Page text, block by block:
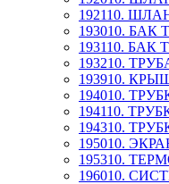
192110.
193010.
193110.
193210.
193910.
194010.
194110.
194310.
195010.
195310.
196010.